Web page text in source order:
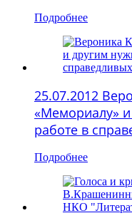
Подробнее
25.07.2012
«Мемориалу»
работе в
Подробнее